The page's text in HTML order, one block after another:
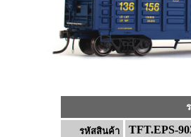
รหัสสินค้า TFT.EPS-